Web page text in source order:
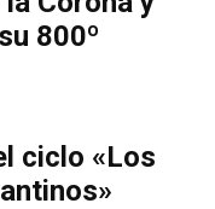
800º
ciclo «Los